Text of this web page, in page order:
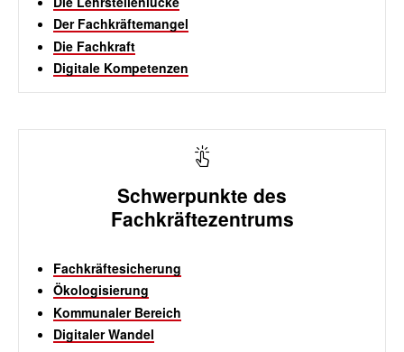
Der Fachkräftemangel
Die Fachkraft
Digitale Kompetenzen
Schwerpunkte des
Fachkräftezentrums
Fachkräftesicherung
Ökologisierung
Kommunaler Bereich
Digitaler Wandel